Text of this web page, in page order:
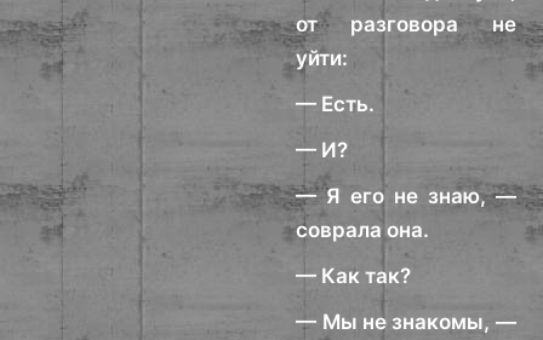
от разговора не
уйти:
— Есть.
— И?
— Я его не знаю, —
соврала она.
— Как так?
— Мы не знакомы, —